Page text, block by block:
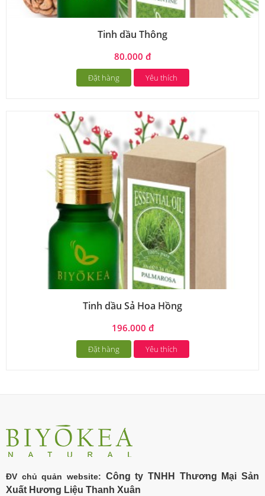
Tinh dầu Thông
80.000 đ
Đặt hàng Yêu thích
Tinh dầu Sả Hoa Hồng
196.000 đ
Đặt hàng Yêu thích
ĐV chủ quản website: Công ty TNHH Thương Mại Sản
Xuất Hương Liệu Thanh Xuân